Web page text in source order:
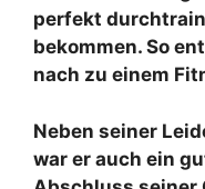
perfekt
bekommen. So
nach zu einem
Neben seiner
war er auch ein